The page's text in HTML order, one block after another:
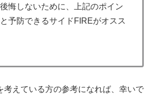
悔しないために、上記のポイン
予防できるサイドFIREがオスス
考えている方の参考になれば、幸いで